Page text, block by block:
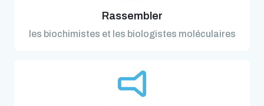
Rassembler
les biochimistes et les biologistes moléculaires